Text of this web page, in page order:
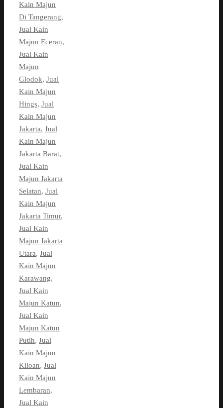
Kain Majun
Di Tangerang,
Jual Kain
Majun Eceran,
Jual Kain
Majun
Glodok, Jual
Kain Majun
Hings, Jual
Kain Majun
Jakarta, Jual
Kain Majun
Jakarta Barat,
Jual Kain
Majun Jakarta
Selatan, Jual
Kain Majun
Jakarta Timur,
Jual Kain
Majun Jakarta
Utara, Jual
Kain Majun
Karawang,
Jual Kain
Majun Katun,
Jual Kain
Majun Katun
Putih, Jual
Kain Majun
Kiloan, Jual
Kain Majun
Lembaran,
Jual Kain